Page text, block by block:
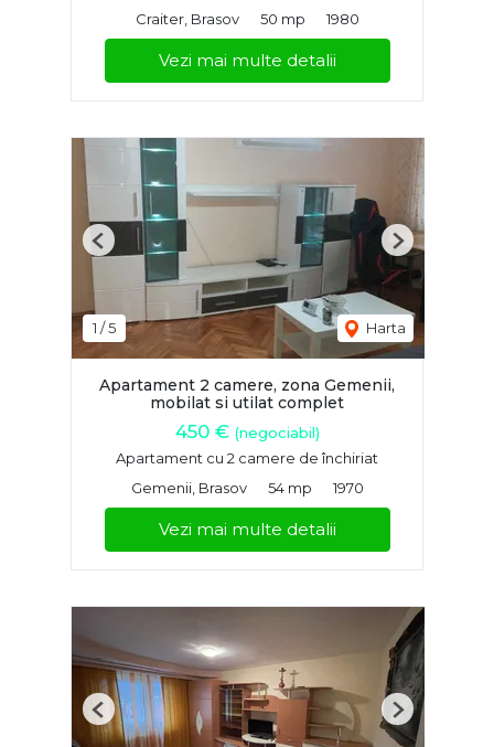
Craiter, Brasov
50 mp 1980
Vezi mai multe detalii
1 /5 Harta
Previous Next
Apartament 2 camere, zona Gemenii,
mobilat si utilat complet
450 € (negociabil)
Apartament cu 2 camere de închiriat
Gemenii, Brasov
54 mp 1970
Vezi mai multe detalii
Previous Next